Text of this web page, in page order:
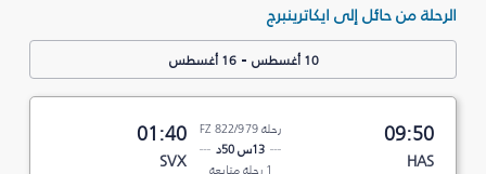
الرحلة من حائل إلى ايكاترينبرج
10 أغسطس -16 أغسطس
09:50
HAS
رحلة FZ 822/979
13س 50د
1 رحلة متابعة
01:40
SVX